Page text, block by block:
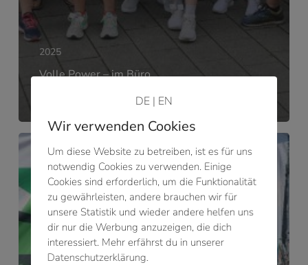
2025
Volle Power – im Büro
Bei
läuft
´s
–
19.
Chemnitzer
Firmenlauf!
DE| EN
Wir verwenden Cookies
Um diese Website zu betreiben, ist es für uns
notwendig Cookies zu verwenden. Einige
Cookies sind erforderlich, um die Funktionalität
zu gewährleisten, andere brauchen wir für
unsere Statistik und wieder andere helfen uns
dir nur die Werbung anzuzeigen, die dich
interessiert. Mehr erfährst du in unserer
Datenschutzerklärung.